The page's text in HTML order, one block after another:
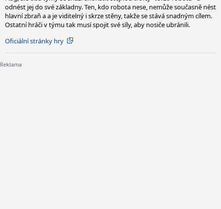
odnést jej do své základny. Ten, kdo robota nese, nemůže současně nést
hlavní zbraň a a je viditelný i skrze stěny, takže se stává snadným cílem.
Ostatní hráči v týmu tak musí spojit své síly, aby nosiče ubránili.
Oficiální stránky hry